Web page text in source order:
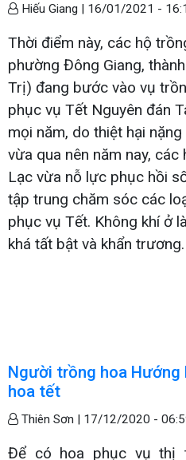
Hiếu Giang | 16/01/2021 -
Thời điểm này, các hộ
phường Đông Giang,
Trị) đang bước vào vụ
phục vụ Tết Nguyên đán
mọi năm, do thiệt hại
vừa qua nên năm nay,
Lạc vừa nỗ lực phục hồi
tập trung chăm sóc các
phục vụ Tết. Không khí ở
khá tất bật và khẩn trương.
Người trồng hoa Hướng
hoa tết
Thiên Sơn | 17/12/2020 -
Để có hoa phục vụ thị